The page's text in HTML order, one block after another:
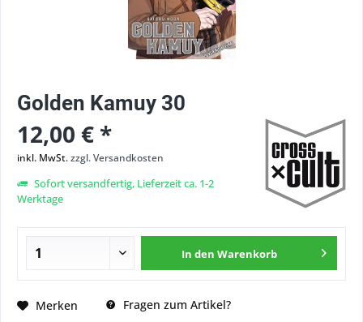
Golden Kamuy 30
12,00 € *
inkl. MwSt.zzgl. Versandkosten
Sofort versandfertig, Lieferzeit ca. 1-2
Werktage
In den Warenkorb
Merken Fragen zum Artikel?